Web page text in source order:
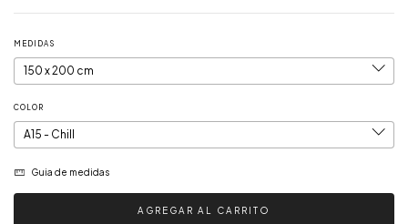
MEDIDAS
COLOR
Guia de medidas